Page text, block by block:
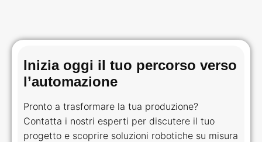
Inizia oggi il tuo percorso verso
l’automazione
Pronto a trasformare la tua produzione?
Contatta i nostri esperti per discutere il tuo
progetto e scoprire soluzioni robotiche su misura